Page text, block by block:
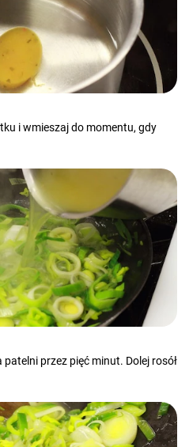
i wmieszaj do momentu, gdy
przez pięć minut. Dolej rosół